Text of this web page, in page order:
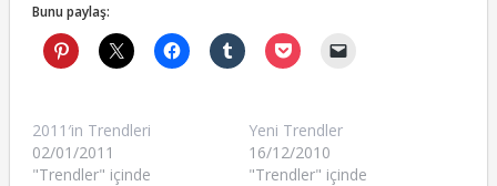
Bunu paylaş:
2011′in Trendleri
02/01/2011
"Trendler" içinde
Yeni Trendler
16/12/2010
"Trendler" içinde